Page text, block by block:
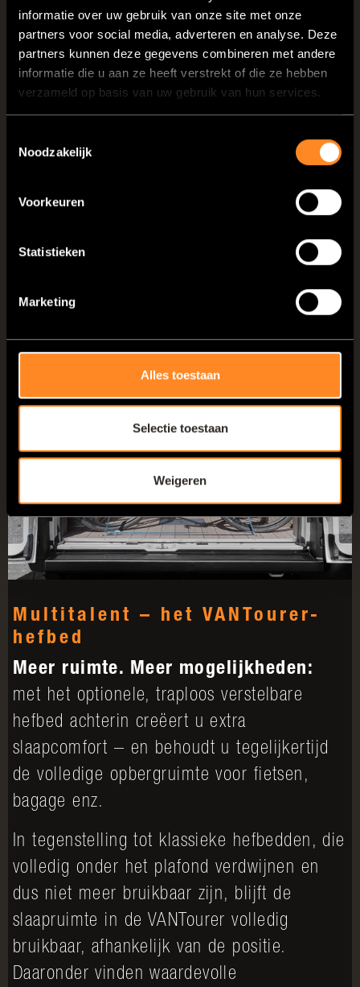
informatie over uw gebruik van onze site met onze
partners voor social media, adverteren en analyse. Deze
partners kunnen deze gegevens combineren met andere
informatie die u aan ze heeft verstrekt of die ze hebben
verzameld op basis van uw gebruik van hun services.
Noodzakelijk
Voorkeuren
Statistieken
Marketing
Alles toestaan
Selectie toestaan
Weigeren
Selecteer uw land:
Opties VANTourer 600 Ds in België
Opties VANTourer 600 Ds in Nederland
Multitalent – het VANTourer-
hefbed
Meer ruimte. Meer mogelijkheden:
met het optionele, traploos verstelbare
hefbed achterin creëert u extra
slaapcomfort – en behoudt u tegelijkertijd
de volledige opbergruimte voor fietsen,
bagage enz.
In tegenstelling tot klassieke hefbedden, die
volledig onder het plafond verdwijnen en
dus niet meer bruikbaar zijn, blijft de
slaapruimte in de VANTourer volledig
bruikbaar, afhankelijk van de positie.
Daaronder vinden waardevolle